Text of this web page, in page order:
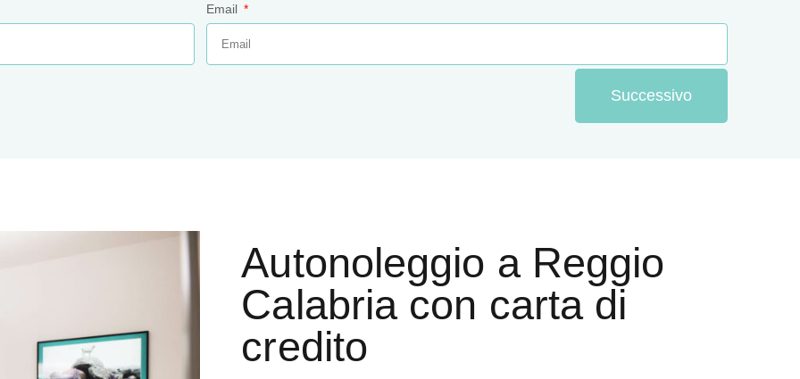
Email
Successivo
Autonoleggio a Reggio
Calabria con carta di
credito